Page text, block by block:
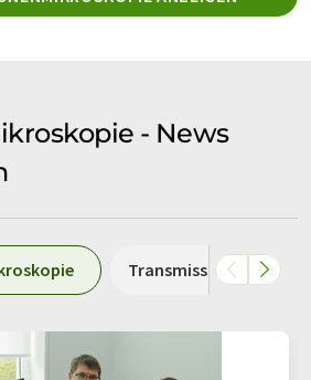
- News